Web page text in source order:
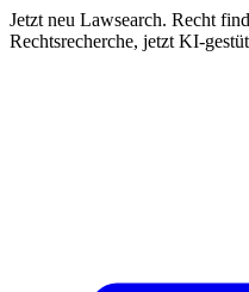
Jetzt neu Lawsearch. Recht
Rechtsrecherche, jetzt KI-